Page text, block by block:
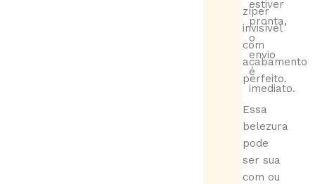
estiver
pronta,
o
envio
é
imediato.
zíper
invisível
com
acabamento
perfeito.
Essa
belezura
pode
ser sua
com ou